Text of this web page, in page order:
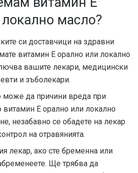
масло?
си доставчици на здравни
витамин Е орално или локално
вашите лекари, медицински
и зъболекари.
може да причини вреда при
витамин Е орално или локално
незабавно се обадете на лекар
на отравянията.
лекар, ако сте бременна или
Ще трябва да